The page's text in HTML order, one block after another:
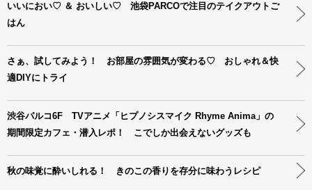
いいにおい♡ ＆ おいしい♡ 池袋PARCOで注目のテイクアウトご
はん
さぁ、試してみよう！ お部屋の雰囲気が変わる♡ おしゃれ＆快
適DIYにトライ
渋谷パルコ6F TVアニメ「ヒプノシスマイク Rhyme Anima」の
期間限定カフェ・潜入レポ！ こでしか出会えないグッズも
秋の味覚に酔いしれる！ きのこの香りを存分に味わうレシピ